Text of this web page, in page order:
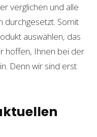
verglichen und alle
durchgesetzt. Somit
auswählen, das
hoffen, Ihnen bei der
Denn wir sind erst